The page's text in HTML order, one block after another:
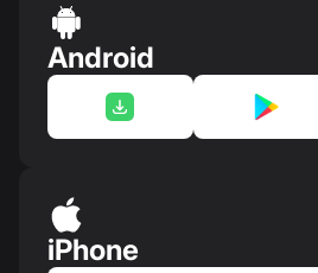
Android
iPhone